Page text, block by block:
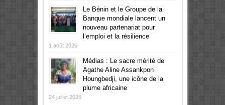
Le Bénin et le Groupe de la
Banque mondiale lancent un
nouveau partenariat pour
l’emploi et la résilience
1 août 2026
Médias : Le sacre mérité de
Agathe Aline Assankpon
Houngbedji, une icône de la
plume africaine
24 juillet 2026